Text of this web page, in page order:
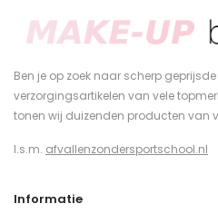
Ben je op zoek naar scherp
verzorgingsartikelen van vele
tonen wij duizenden producten van
I.s.m. afvallenzondersportschool.nl
Informatie